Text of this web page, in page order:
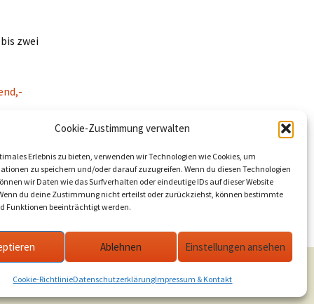
Cookie-Zustimmung verwalten
Erlebnis zu bieten, verwenden wir Technologien wie Cookies, um
zu speichern und/oder darauf zuzugreifen. Wenn du diesen Technologien
wir Daten wie das Surfverhalten oder eindeutige IDs auf dieser Website
du deine Zustimmung nicht erteilst oder zurückziehst, können bestimmte
Funktionen beeinträchtigt werden.
Ablehnen Einstellungen ansehen
Cookie-RichtlinieDatenschutzerklärungImpressum & Kontakt
zwei